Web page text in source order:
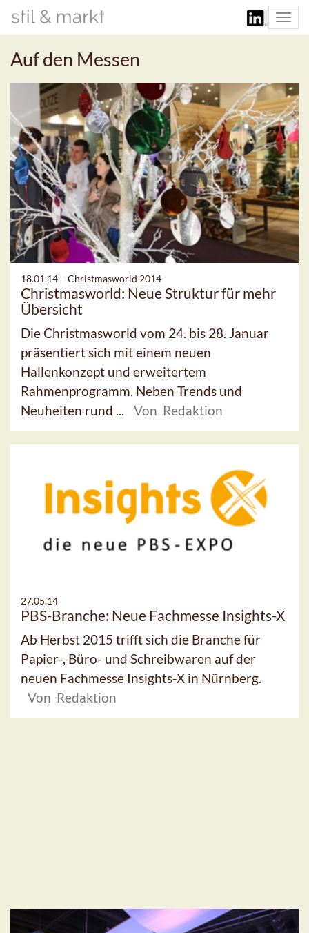
Auf den Messen
18.01.14 – Christmasworld 2014
Christmasworld: Neue Struktur für mehr
Übersicht
Die Christmasworld vom 24. bis 28. Januar
präsentiert sich mit einem neuen
Hallenkonzept und erweitertem
Rahmenprogramm. Neben Trends und
Neuheiten rund ...
Von Redaktion
27.05.14
PBS-Branche: Neue Fachmesse Insights-X
Ab Herbst 2015 trifft sich die Branche für
Papier-, Büro- und Schreibwaren auf der
neuen Fachmesse Insights-X in Nürnberg.
Von Redaktion